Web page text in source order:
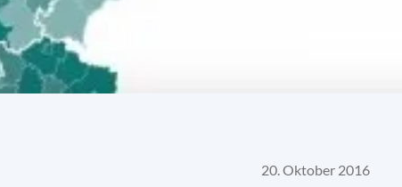
20. Oktober 2016